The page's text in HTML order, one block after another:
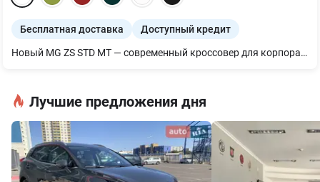
Бесплатная доставка Доступный кредит
Новый MG ZS STD MT — современный кроссовер для корпоративного использования, служебных поездок и автопарков. Надежность, экономичность, комфорт. Автомобиль сочетает эффективный 1.5-литровый бензиновый двигатель (116 л.с.) с 5-ступенчатой механической коробкой передач, низкий расход топлива (от 6,3 л/100 км) и просторный салон. Преимущества для компаний: • Эксклюзивная партия 15 автомобилей от официального дилера Winner Automotive • Гарантия 5 лет или 150 000 км • Выгодные условия лизинга и кредита, продажа в трейд-ин. • Обслуживание в официальной дилерской сети • Идеальное решение для корпоративных парков, сервисных компаний, такси, carsharing. • Персональные скидки при покупке партии автомобилей Основное оснащение: • Кондиционер с автоматическим управлением • Камера заднего вида, парктроники • Светодиодные ходовые огни, автоматические фары • Мультимедиа 10.25” с Apple CarPlay™ / Android Auto™ • 4 динамика, Bluetooth • Центральный подлокотник, тканевый салон • Диски 16” легкосплавные Кредит и лизинг от 0,01% Trade-In: обменяйте свой автомобиль на новый Ford Puma Добавь в автопарк MG ZS — стильный, надежный и выгодный выбор для бизнеса!
Лучшие предложения дня